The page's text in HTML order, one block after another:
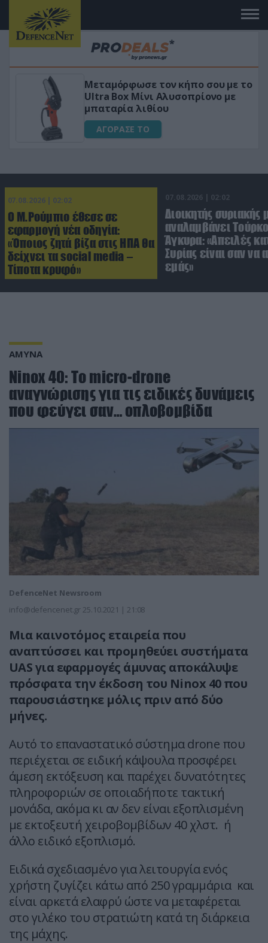
«Μαγική» φόρμουλα τριβόλι + VIP
για αύξηση της λίμπιντο
ΑΓΟΡΑΣΕ ΤΟ
07.08.2026 | 02:02
Ο Μ.Ρούμπιο έθεσε σε
εφαρμογή νέα οδηγία:
«Όποιος ζητά βίζα στις ΗΠΑ θα
δείχνει τα social media –
Τίποτα κρυφό»
07.08.2026 | 02:02
Διοικητής συριακής
αναλαμβάνει
Άγκυρα: «Απειλές
Συρίας είναι σαν να
εμάς»
ΑΜΥΝΑ
Ninox 40: To micro-drone
αναγνώρισης για τις ειδικές δυνάμεις
που φεύγει σαν… οπλοβομβίδα
DefenceNet Newsroom
info@defencenet.gr 25.10.2021 | 21:08
Μια καινοτόμος εταιρεία που
αναπτύσσει και προμηθεύει συστήματα
UAS για εφαρμογές άμυνας αποκάλυψε
πρόσφατα την έκδοση του Ninox 40 που
παρουσιάστηκε μόλις πριν από δύο
μήνες.
Αυτό το επαναστατικό σύστημα drone που
περιέχεται σε ειδική κάψουλα προσφέρει
άμεση εκτόξευση και παρέχει δυνατότητες
πληροφοριών σε οποιαδήποτε τακτική
μονάδα, ακόμα κι αν δεν είναι εξοπλισμένη
με εκτοξευτή χειροβομβίδων 40 χλστ. ή
άλλο ειδικό εξοπλισμό.
Ειδικά σχεδιασμένο για λειτουργία ενός
χρήστη ζυγίζει κάτω από 250 γραμμάρια και
είναι αρκετά ελαφρύ ώστε να μεταφέρεται
στο γιλέκο του στρατιώτη κατά τη διάρκεια
της μάχης.